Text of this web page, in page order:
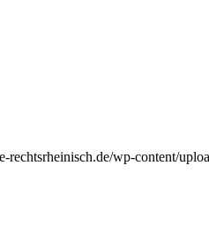
rechtsrheinisch.de/wp-content/